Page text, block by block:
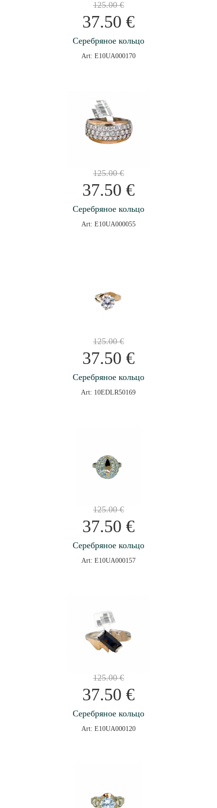
125.00€
37.50 €
Серебряное кольцо
Art: E10UA000170
125.00€
37.50 €
Серебряное кольцо
Art: E10UA000055
125.00€
37.50 €
Серебряное кольцо
Art: 10EDLR50169
125.00€
37.50 €
Серебряное кольцо
Art: E10UA000157
125.00€
37.50 €
Серебряное кольцо
Art: E10UA000120